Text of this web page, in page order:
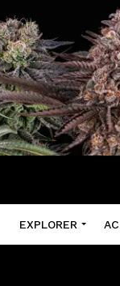
EXPLORER